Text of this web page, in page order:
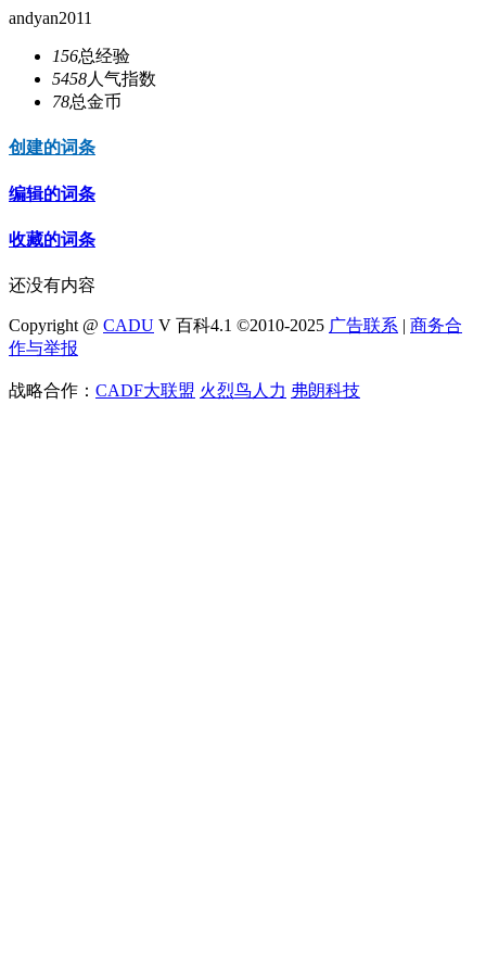
andyan2011
156总经验
5458人气指数
78总金币
创建的词条
编辑的词条
收藏的词条
还没有内容
Copyright @ CADU V 百科4.1 ©2010-2025 广告联系 | 商务合
作与举报
战略合作： CADF大联盟 火烈鸟人力 弗朗科技